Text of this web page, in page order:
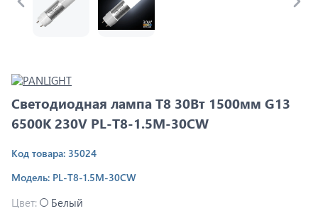
Светодиодная лампа Т8 30Вт 1500мм G13
6500K 230V PL-T8-1.5M-30CW
Код товара: 35024
Модель: PL-T8-1.5M-30CW
Цвет: Белый